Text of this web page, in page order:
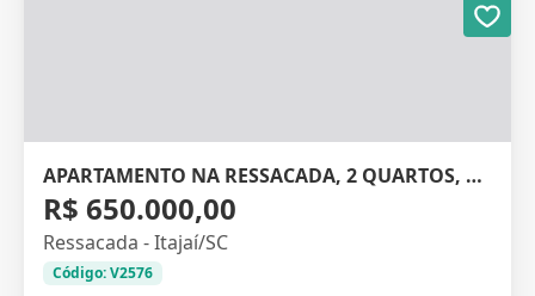
APARTAMENTO NA RESSACADA, 2 QUARTOS, 56M²
R$ 650.000,00
Ressacada - Itajaí/SC
Código: V2576